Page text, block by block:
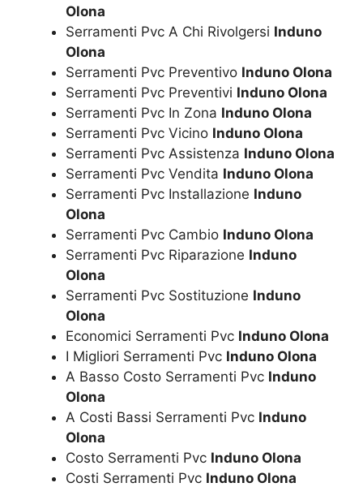
Olona
Serramenti Pvc A Chi Rivolgersi Induno
Olona
Serramenti Pvc Preventivo Induno Olona
Serramenti Pvc Preventivi Induno Olona
Serramenti Pvc In Zona Induno Olona
Serramenti Pvc Vicino Induno Olona
Serramenti Pvc Assistenza Induno Olona
Serramenti Pvc Vendita Induno Olona
Serramenti Pvc Installazione Induno
Olona
Serramenti Pvc Cambio Induno Olona
Serramenti Pvc Riparazione Induno
Olona
Serramenti Pvc Sostituzione Induno
Olona
Economici Serramenti Pvc Induno Olona
I Migliori Serramenti Pvc Induno Olona
A Basso Costo Serramenti Pvc Induno
Olona
A Costi Bassi Serramenti Pvc Induno
Olona
Costo Serramenti Pvc Induno Olona
Costi Serramenti Pvc Induno Olona